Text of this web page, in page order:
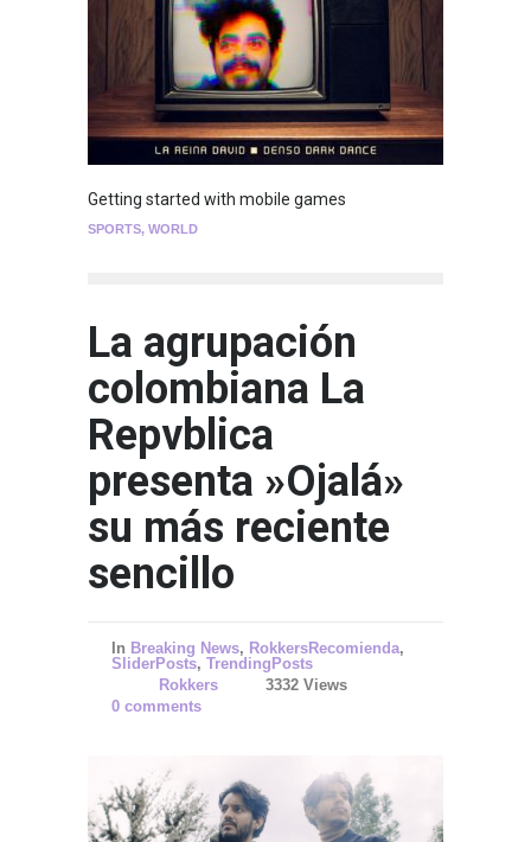
Getting started with mobile games
SPORTS, WORLD
La agrupación
colombiana La
Repvblica
presenta »Ojalá»
su más reciente
sencillo
In Breaking News, RokkersRecomienda,
SliderPosts, TrendingPosts
Rokkers
3332 Views
0 comments